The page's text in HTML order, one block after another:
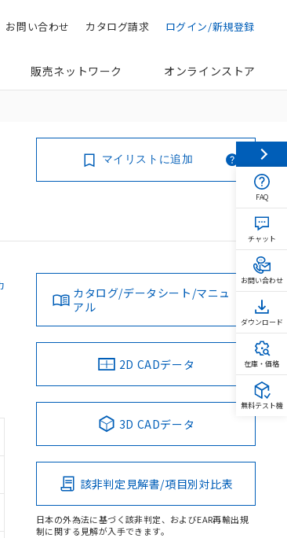
ログイン/新規登録
カタログ請求
お問い合わせ
販売ネットワーク オンラインストア
マイリストに追加
カタログ/データシート/マニュ
アル
2D CADデータ
3D CADデータ
該非判定見解書/項目別対比表
日本の外為法に基づく該非判定、およびEAR再輸出規
制に関する見解が入手できます。
FAQ
チャット
お問い合わせ
ダウンロード
在庫・価格
無料テスト機